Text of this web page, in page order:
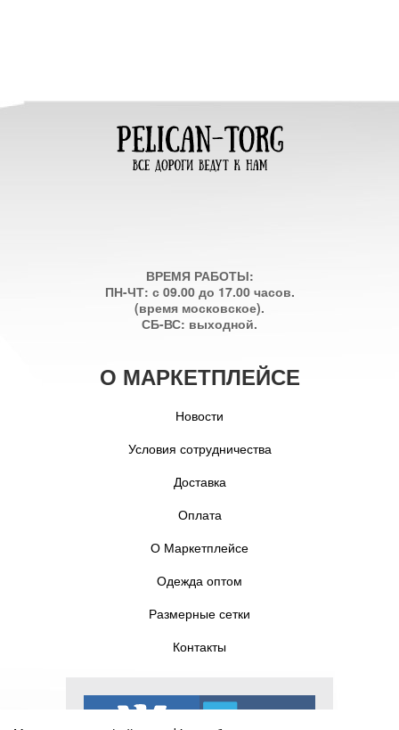
ВРЕМЯ РАБОТЫ:
ПН-ЧТ: с 09.00 до 17.00 часов.
(время московское).
СБ-ВС: выходной.
О МАРКЕТПЛЕЙСЕ
Новости
Условия сотрудничества
Доставка
Оплата
О Маркетплейсе
Одежда оптом
Размерные сетки
Контакты